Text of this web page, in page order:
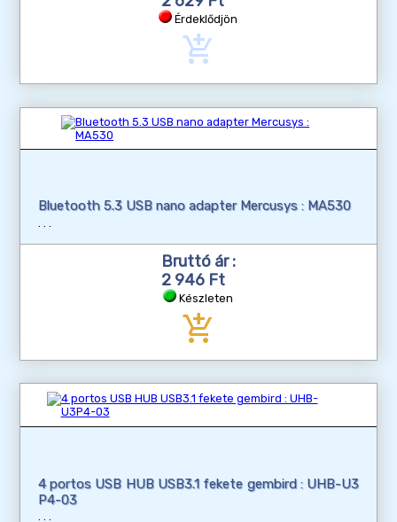
Érdeklődjön
add_shopping_cart
Bluetooth 5.3 USB nano adapter Mercusys : MA530
Bruttó ár :
2 946 Ft
Készleten
add_shopping_cart
4 portos USB HUB USB3.1 fekete gembird : UHB-U3
P4-03